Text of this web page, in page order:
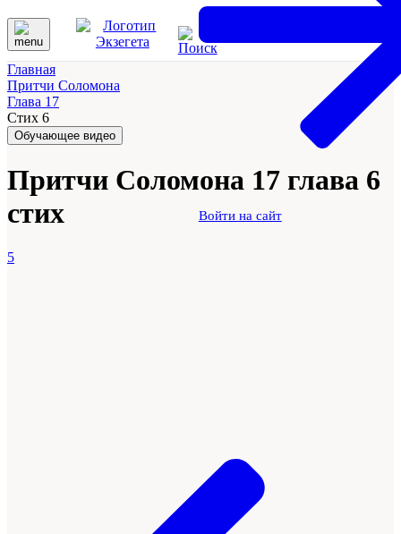
Войти на сайт
Главная
Притчи Соломона
Глава 17
Стих 6
Обучающее видео
Притчи Соломона 17 глава 6
стих
5